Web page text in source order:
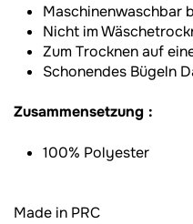
Maschinenwaschbar
Nicht im
Zum Trocknen auf
Schonendes Bügeln
Zusammensetzung :
100% Polyester
Made in PRC